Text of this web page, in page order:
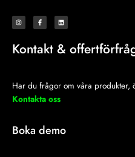
I
n
s
a
g
r
F
a
c
o
o
L
i
n
e
d
i
Kontakt &
Har du frågor om våra produkter,
Kontakta oss
Boka demo